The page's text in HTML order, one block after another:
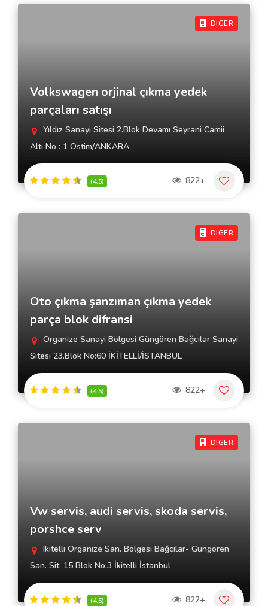
DIGER
Volkswagen orjinal çıkma yedek
parçaları satışı
Yıldız Sanayi Sitesi 2.Blok Devamı Seyrani Camii
Altı No : 1 Ostim/ANKARA
(4.5) 822+
DIGER
Oto çıkma şanzıman çıkma yedek
parça blok difransi
Organize Sanayi Bölgesi Güngören Bağcılar Sanayi
Sitesi 23.Blok No:60 İKİTELLİ/İSTANBUL
(4.5) 822+
DIGER
Vw servis, audi servis, skoda servis,
porshce serv
Ikitelli Organize San. Bolgesi Bağcılar- Güngören
San. Sit. 15 Blok No:3 İkitelli İstanbul
(4.5) 822+